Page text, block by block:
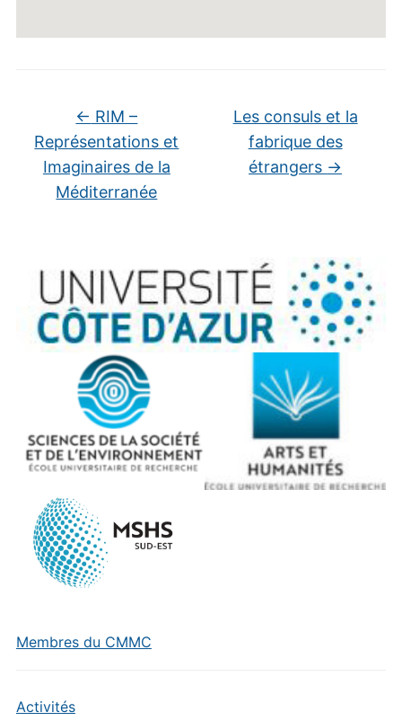
Membres du CMMC
Activités
← RIM –
Représentations et
Imaginaires de la
Méditerranée
Les consuls et la
fabrique des
étrangers →